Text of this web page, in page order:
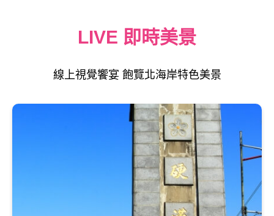
LIVE 即時美景
線上視覺饗宴 飽覽北海岸特色美景